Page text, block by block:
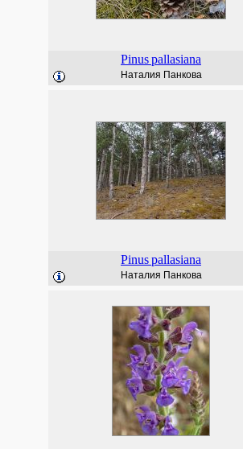
Pinuspallasiana
Наталия Панкова
Pinuspallasiana
Наталия Панкова